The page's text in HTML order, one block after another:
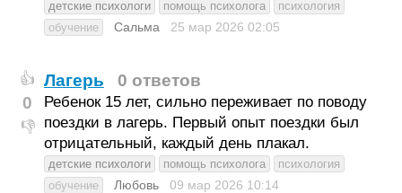
детские психологи помощь психолога
психология
обучение
Сальма 25 мар 2026 02:05
👍
0
👎
Лагерь 0 ответов
Ребенок 15 лет, сильно переживает по поводу
поездки в лагерь. Первый опыт поездки был
отрицательный, каждый день плакал.
детские психологи помощь психолога
психология
обучение
Любовь 09 мар 2026 10:14